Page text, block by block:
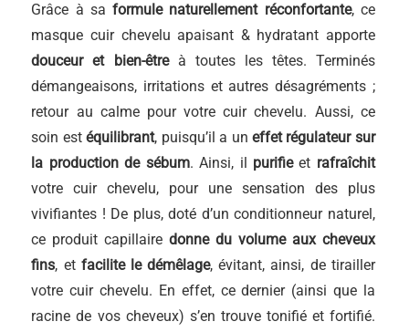
Grâce à saformule naturellement réconfortante, ce
masque cuir chevelu apaisant & hydratant apporte
douceur et bien-êtreà toutes les têtes. Terminés
démangeaisons, irritations et autres désagréments ;
retour au calme pour votre cuir chevelu. Aussi, ce
soin estéquilibrant, puisqu’il a un effet régulateur sur
la production de sébum. Ainsi, il purifieet rafraîchit
votre cuir chevelu, pour une sensation des plus
vivifiantes ! De plus, doté d’un conditionneur naturel,
ce produit capillairedonne du volume aux cheveux
fins, et facilite le démêlage, évitant, ainsi, de tirailler
votre cuir chevelu. En effet, ce dernier (ainsi que la
racine de vos cheveux) s’en trouve tonifié et fortifié.